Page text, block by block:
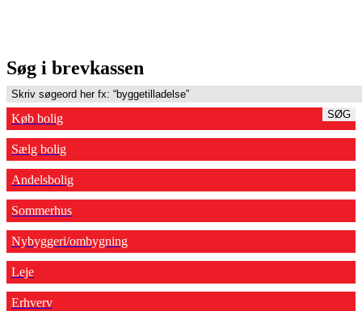
Søg i brevkassen
SØG
Køb bolig
Sælg bolig
Andelsbolig
Sommerhus
Nybyggeri/ombygning
Leje
Erhverv